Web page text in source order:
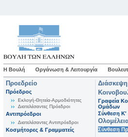
Η Βουλή Οργάνωση & Λειτουργία
Προεδρείο
Πρόεδρος
Εκλογή-Θητεία-Αρμοδιότητες
Διατελέσαντες Πρόεδροι
Αντιπρόεδροι
Διατελέσαντες Αντιπρόεδροι
Κοσμήτορες & Γραμματείς
Γραφεία
Ομάδων
Σύνθεση K'
Σύνθεση